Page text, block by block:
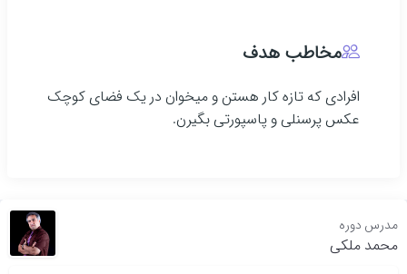
مخاطب هدف
افرادی که تازه کار هستن و میخوان در یک فضای کوچک
عکس پرسنلی و پاسپورتی بگیرن.
مدرس دوره
محمد ملکی